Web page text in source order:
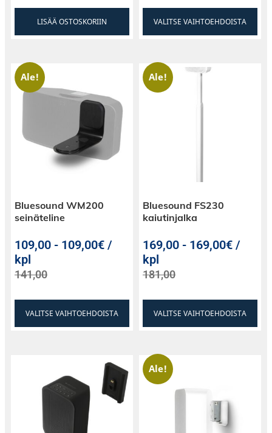
LISÄÄ OSTOSKORIIN VALITSE VAIHTOEHDOISTA
Ale!
Bluesound WM200
seinäteline
109,00 - 109,00€ /
kpl
141,00
VALITSE VAIHTOEHDOISTA
Ale!
Bluesound FS230
kaiutinjalka
169,00 - 169,00€ /
kpl
181,00
VALITSE VAIHTOEHDOISTA
Ale!